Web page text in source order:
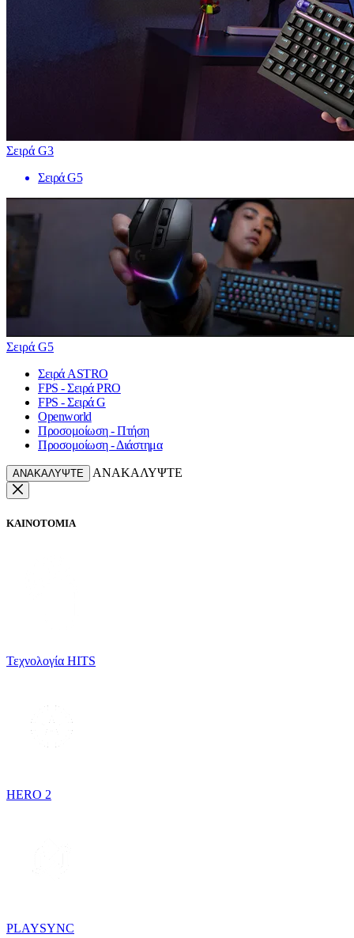
Σειρά G3
Σειρά G5
Σειρά G5
Σειρά ASTRO
FPS - Σειρά PRO
FPS - Σειρά G
Openworld
Προσομοίωση - Πτήση
Προσομοίωση - Διάστημα
ΑΝΑΚΑΛΥΨΤΕ ΑΝΑΚΑΛΥΨΤΕ
ΚΑΙΝΟΤΟΜΙΑ
Τεχνολογία HITS
HERO 2
PLAYSYNC